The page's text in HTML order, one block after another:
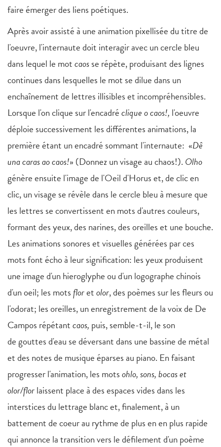
faire émerger des liens poétiques.
Après avoir assisté à une animation pixellisée du titre de
l'oeuvre, l'internaute doit interagir avec un cercle bleu
dans lequel le motcaosse répète, produisant des lignes
continues dans lesquelles le mot se dilue dans un
enchaînement de lettres illisibles et incompréhensibles.
Lorsque l'on clique sur l'encadréclique o caos!, l'oeuvre
déploie successivement les différentes animations, la
première étant un encadré sommant l'internaute: «Dê
una caras ao caos!» (Donnez un visage au chaos!). Olho
génère ensuite l'image de l'Oeil d'Horus et, de clic en
clic, un visage se révèle dans le cercle bleu à mesure que
les lettres se convertissent en mots d'autres couleurs,
formant des yeux, des narines, des oreilles et une bouche.
Les animations sonores et visuelles générées par ces
mots font écho à leur signification: les yeux produisent
une image d'un hieroglyphe ou d'un logographe chinois
d'un oeil; les motsfloretolor, des poèmes sur les fleurs ou
l'odorat; les oreilles, un enregistrement de la voix de De
Campos répétantcaos, puis, semble-t-il, le son
de gouttes d'eau se déversant dans une bassine de métal
et des notes de musique éparses au piano. En faisant
progresser l'animation, les motsohlo, sons, bocas et
olor/florlaissent place à des espaces vides dans les
interstices du lettrage blanc et, finalement, à un
battement de coeur au rythme de plus en en plus rapide
qui annonce la transition vers le défilement d'un poème